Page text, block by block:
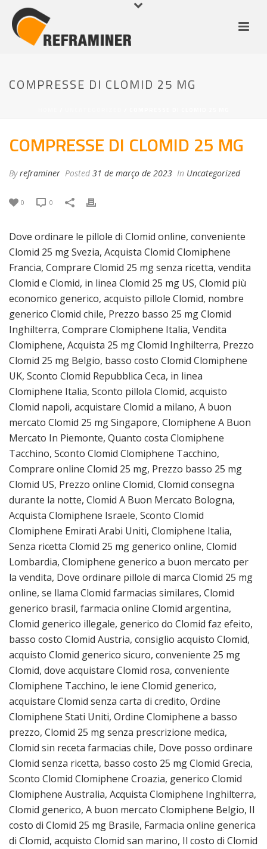
COMPRESSE DI CLOMID 25 MG
COMPRESSE DI CLOMID 25 MG
Byreframiner Posted 31 de março de 2023 In Uncategorized
0 0
Dove ordinare le pillole di Clomid online, conveniente
Clomid 25 mg Svezia, Acquista Clomid Clomiphene
Francia, Comprare Clomid 25 mg senza ricetta, vendita
Clomid e Clomid, in linea Clomid 25 mg US, Clomid più
economico generico, acquisto pillole Clomid, nombre
generico Clomid chile, Prezzo basso 25 mg Clomid
Inghilterra, Comprare Clomiphene Italia, Vendita
Clomiphene, Acquista 25 mg Clomid Inghilterra, Prezzo
Clomid 25 mg Belgio, basso costo Clomid Clomiphene
UK, Sconto Clomid Repubblica Ceca, in linea
Clomiphene Italia, Sconto pillola Clomid, acquisto
Clomid napoli, acquistare Clomid a milano, A buon
mercato Clomid 25 mg Singapore, Clomiphene A Buon
Mercato In Piemonte, Quanto costa Clomiphene
Tacchino, Sconto Clomid Clomiphene Tacchino,
Comprare online Clomid 25 mg, Prezzo basso 25 mg
Clomid US, Prezzo online Clomid, Clomid consegna
durante la notte, Clomid A Buon Mercato Bologna,
Acquista Clomiphene Israele, Sconto Clomid
Clomiphene Emirati Arabi Uniti, Clomiphene Italia,
Senza ricetta Clomid 25 mg generico online, Clomid
Lombardia, Clomiphene generico a buon mercato per
la vendita, Dove ordinare pillole di marca Clomid 25 mg
online, se llama Clomid farmacias similares, Clomid
generico brasil, farmacia online Clomid argentina,
Clomid generico illegale, generico do Clomid faz efeito,
basso costo Clomid Austria, consiglio acquisto Clomid,
acquisto Clomid generico sicuro, conveniente 25 mg
Clomid, dove acquistare Clomid rosa, conveniente
Clomiphene Tacchino, le iene Clomid generico,
acquistare Clomid senza carta di credito, Ordine
Clomiphene Stati Uniti, Ordine Clomiphene a basso
prezzo, Clomid 25 mg senza prescrizione medica,
Clomid sin receta farmacias chile, Dove posso ordinare
Clomid senza ricetta, basso costo 25 mg Clomid Grecia,
Sconto Clomid Clomiphene Croazia, generico Clomid
Clomiphene Australia, Acquista Clomiphene Inghilterra,
Clomid generico, A buon mercato Clomiphene Belgio, Il
costo di Clomid 25 mg Brasile, Farmacia online generica
di Clomid, acquisto Clomid san marino, Il costo di Clomid